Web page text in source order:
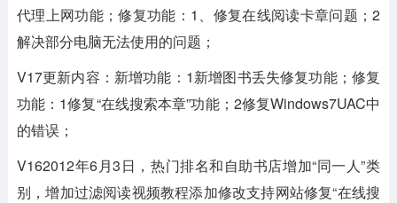
代理上网功能；修复功能：1、修复在线阅读卡章问题；2
解决部分电脑无法使用的问题；
V17更新内容：新增功能：1新增图书丢失修复功能；修复
功能：1修复“在线搜索本章”功能；2修复Windows7UAC中
的错误；
V162012年6月3日，热门排名和自助书店增加“同一人”类
别，增加过滤阅读视频教程添加修改支持网站修复“在线搜